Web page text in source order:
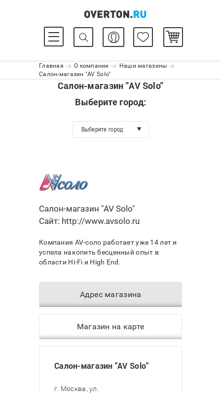
Главная О компании
Наши магазины
Салон-магазин "AV Solo"
Салон-магазин "AV Solo"
Выберите город:
Выберите город
Салон-магазин "AV Solo"
Сайт: http://www.avsolo.ru
Компания AV-соло работает уже 14 лет и
успела накопить бесценный опыт в
области Hi-Fi и High End.
Адрес магазина
Магазин на карте
Салон-магазин "AV Solo"
г. Москва, ул.